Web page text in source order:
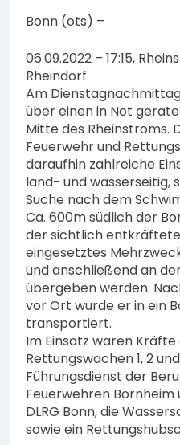
Bonn (ots) –
06.09.2022 – 17:15,
Rheindorf
Am
über einen in Not
Mitte des Rheinstroms.
Feuerwehr und
daraufhin zahlreiche
land- und wasserseitig,
Suche nach dem
Ca. 600m südlich der
der sichtlich
eingesetztes
und anschließend an
übergeben werden.
vor Ort wurde er in ein
transportiert.
Im Einsatz waren
Rettungswachen 1, 2
Führungsdienst der
Feuerwehren Bornheim
DLRG Bonn, die
sowie ein